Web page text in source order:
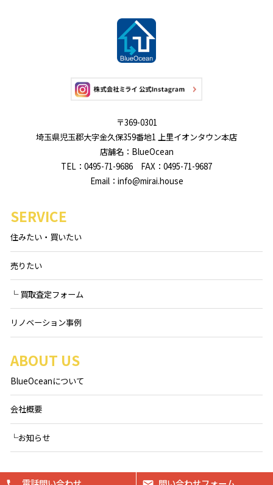
〒369-0301
埼玉県児玉郡大字金久保359番地1 上里イオンタウン本店
店舗名：BlueOcean
TEL：0495-71-9686 FAX：0495-71-9687
Email：info@mirai.house
SERVICE
住みたい・買いたい
売りたい
└ 買取査定フォーム
リノベーション事例
ABOUT US
BlueOceanについて
会社概要
└お知らせ